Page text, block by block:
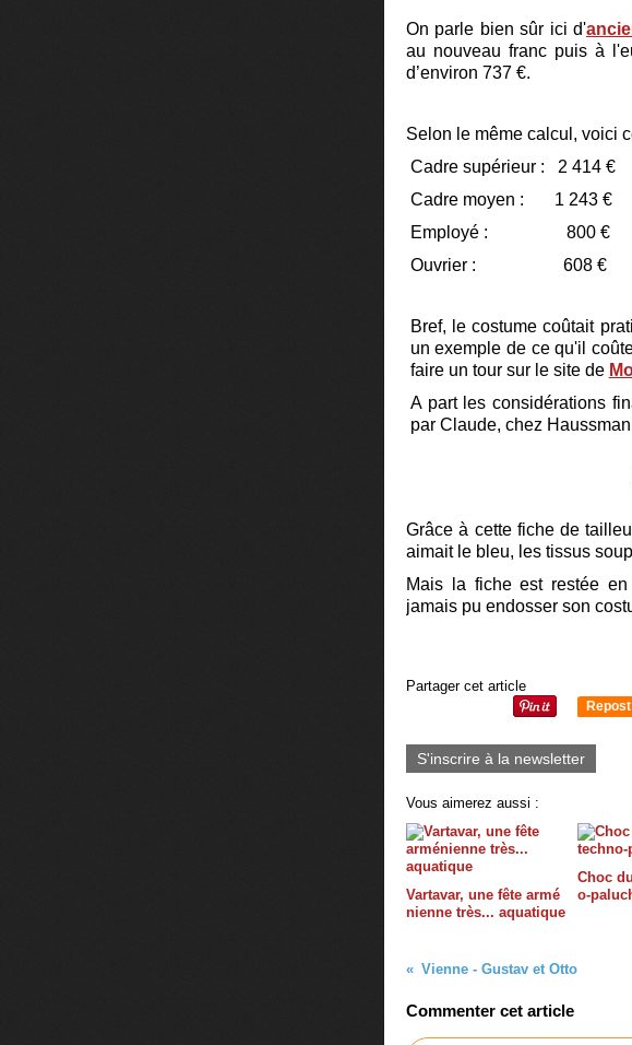
On parle bien sûr ici d'
au nouveau franc puis à
d’environ 737 €.
Selon le même calcul, voici
Cadre supérieur : 2 414 €
Cadre moyen : 1 243 €
Employé : 800 €
Ouvrier : 608 €
Bref, le costume coûtait
un exemple de ce qu'il
faire un tour sur le site de
A part les considérations
par Claude, chez
Grâce à cette fiche de
aimait le bleu, les tissus
Mais la fiche est restée en
jamais pu endosser son
Partager cet article
Repost
S'inscrire à la newsletter
Vous aimerez aussi :
Vartavar, une fête armé
nienne très... aquatique
Choc
o-
Vienne - Gustav et Otto
Commenter cet article